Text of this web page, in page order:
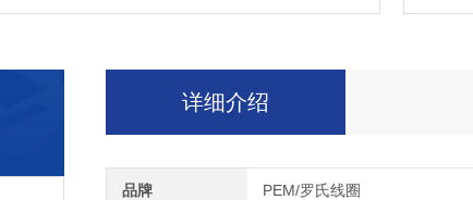
详细介绍
品牌 PEM/罗氏线圈